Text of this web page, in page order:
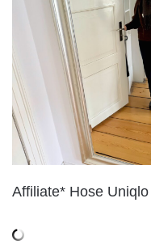
Affiliate* Hose